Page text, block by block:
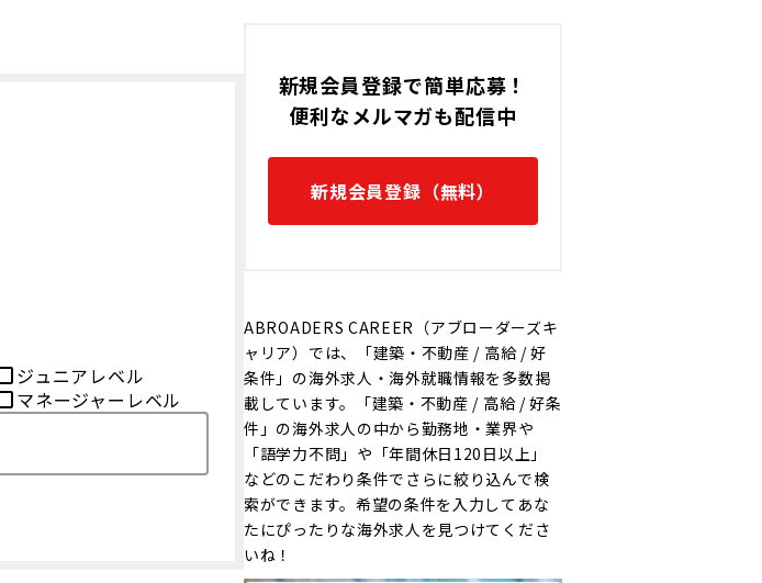
新規会員登録で簡単応募！
便利なメルマガも配信中
新規会員登録（無料）
ABROADERS CAREER（アブローダーズキ
ャリア）では、「建築・不動産 / 高給 / 好
条件」の海外求人・海外就職情報を多数掲
載しています。「建築・不動産 / 高給 / 好条
件」の海外求人の中から勤務地・業界や
「語学力不問」や「年間休日120日以上」
などのこだわり条件でさらに絞り込んで検
索ができます。希望の条件を入力してあな
たにぴったりな海外求人を見つけてくださ
いね！
ジュニアレベル
マネージャーレベル